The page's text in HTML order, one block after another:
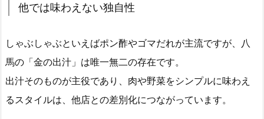
他では味わえない独自性
しゃぶしゃぶといえばポン酢やゴマだれが主流ですが、八
馬の「金の出汁」は唯一無二の存在です。
出汁そのものが主役であり、肉や野菜をシンプルに味わえ
るスタイルは、他店との差別化につながっています。